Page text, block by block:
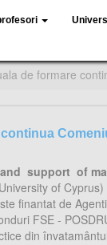
de formare
support of
of
finantat de
FSE -
din